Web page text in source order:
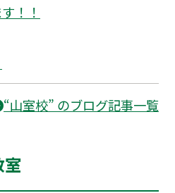
！！
“山室校” のブログ記事一覧
室